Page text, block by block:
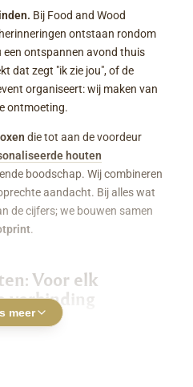
Bij Food and Wood
ontstaan rondom
een ontspannen avond thuis
dat zegt "ik zie jou", of de
organiseert: wij maken van
ontmoeting.
die tot aan de voordeur
houten
boodschap. Wij combineren
aandacht. Bij alles wat
de cijfers; we bouwen samen
.
Voor elk
verbinding
meer